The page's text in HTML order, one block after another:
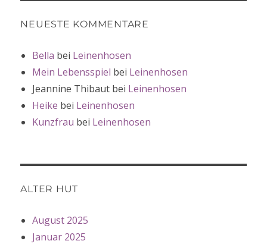
NEUESTE KOMMENTARE
Bella bei Leinenhosen
Mein Lebensspiel bei Leinenhosen
Jeannine Thibaut bei Leinenhosen
Heike bei Leinenhosen
Kunzfrau bei Leinenhosen
ALTER HUT
August 2025
Januar 2025